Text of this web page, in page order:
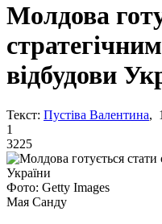
Молдова
відбудови
Текст: Пустіва Валентина,
1
3225
Фото: Getty Images
Мая Санду